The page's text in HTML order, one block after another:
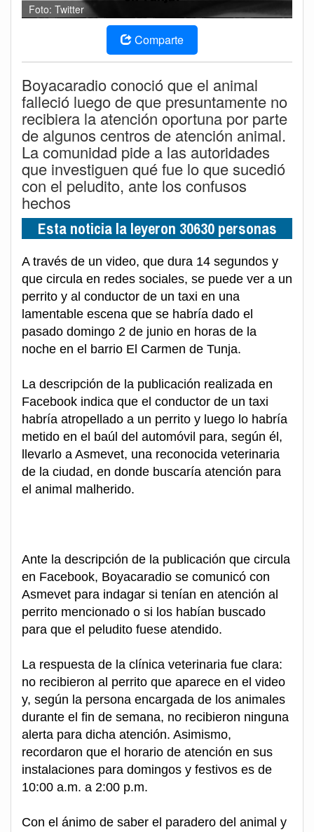
Foto: Twitter
Comparte
Boyacaradio conoció que el animal
falleció luego de que presuntamente no
recibiera la atención oportuna por parte
de algunos centros de atención animal.
La comunidad pide a las autoridades
que investiguen qué fue lo que sucedió
con el peludito, ante los confusos
hechos
Esta noticia la leyeron 30630 personas
A través de un video, que dura 14 segundos y
que circula en redes sociales, se puede ver a un
perrito y al conductor de un taxi en una
lamentable escena que se habría dado el
pasado domingo 2 de junio en horas de la
noche en el barrio El Carmen de Tunja.
La descripción de la publicación realizada en
Facebook indica que el conductor de un taxi
habría atropellado a un perrito y luego lo habría
metido en el baúl del automóvil para, según él,
llevarlo a Asmevet, una reconocida veterinaria
de la ciudad, en donde buscaría atención para
el animal malherido.
Ante la descripción de la publicación que circula
en Facebook, Boyacaradio se comunicó con
Asmevet para indagar si tenían en atención al
perrito mencionado o si los habían buscado
para que el peludito fuese atendido.
La respuesta de la clínica veterinaria fue clara:
no recibieron al perrito que aparece en el video
y, según la persona encargada de los animales
durante el fin de semana, no recibieron ninguna
alerta para dicha atención. Asimismo,
recordaron que el horario de atención en sus
instalaciones para domingos y festivos es de
10:00 a.m. a 2:00 p.m.
Con el ánimo de saber el paradero del animal y